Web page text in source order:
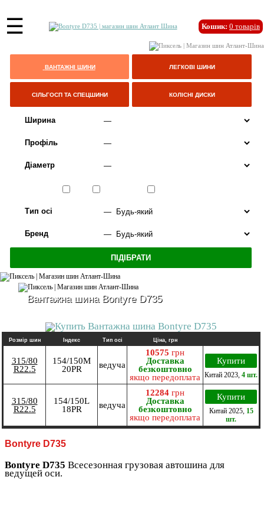
☰ Кошик: 0 товарів
ВАНТАЖНІ ШИНИ ЛЕГКОВІ ШИНИ
СІЛЬГОСП ТА СПЕЦШИНИ КОЛІСНІ ДИСКИ
Ширина
Профіль
Діаметр
Тип осі
Бренд
Вантажна шина Bontyre D735
Bontyre D735
Bontyre D735 Всесезонная грузовая автошина для
ведущей оси.
Розмір шин Індекс Тип осі Ціна, грн
315/80
R22.5
154/150M
20PR
ведуча
10575 грн
Доставка
безкоштовно
якщо передоплата
Купити
Китай 2023 4 шт.
315/80
R22.5
154/150L
18PR
ведуча
12284 грн
Доставка
безкоштовно
якщо передоплата
Купити
Китай2025, 15
шт.